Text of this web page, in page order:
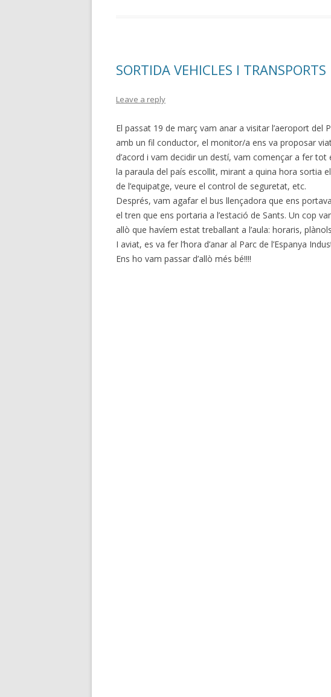
SORTIDA VEHICLES I TRANSPORTS
Leave a reply
El passat 19 de març vam anar a visitar l’aeroport del
amb un fil conductor, el monitor/a ens va proposar
d’acord i vam decidir un destí, vam començar a fer
la paraula del país escollit, mirant a quina hora sortia
de l’equipatge, veure el control de seguretat, etc.
Després, vam agafar el bus llençadora que ens
el tren que ens portaria a l’estació de Sants. Un cop
allò que havíem estat treballant a l’aula: horaris,
I aviat, es va fer l’hora d’anar al Parc de l’Espanya
Ens ho vam passar d’allò més bé!!!!